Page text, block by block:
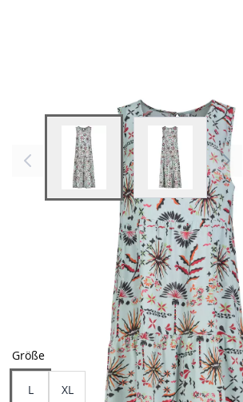
View larger imageView larger
Größe
L XL